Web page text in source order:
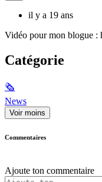
il y a 19 ans
Vidéo pour mon blogue :
Catégorie
🗞
News
Voir moins
Commentaires
Ajoute ton commentaire